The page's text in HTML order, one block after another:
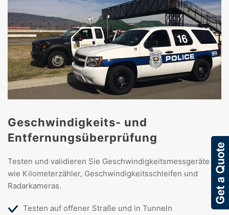
Geschwindigkeits- und
Entfernungsüberprüfung
Testen und validieren Sie Geschwindigkeitsmessgeräte
wie Kilometerzähler, Geschwindigkeitsschleifen und
Radarkameras.
Testen auf offener Straße und in Tunneln